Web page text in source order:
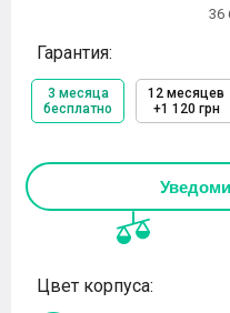
36
Гарантия:
3 месяца
бесплатно
12 месяцев
+1 120 грн
Цвет корпуса: